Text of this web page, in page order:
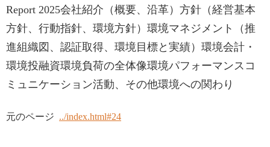
Report 2025会社紹介（概要、沿革）方針（経営基本
方針、行動指針、環境方針）環境マネジメント（推
進組織図、認証取得、環境目標と実績）環境会計・
環境投融資環境負荷の全体像環境パフォーマンスコ
ミュニケーション活動、その他環境への関わり
元のページ ../index.html#24